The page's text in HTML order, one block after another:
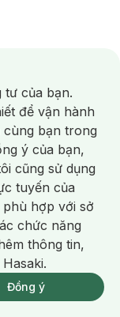
Xem chi tiết
BÁO
ONLINE
/Nước Rửa Tay/
Điện/
Súc Miệng/
/Dưỡng Vùng Kín/
Râu /Dao Cạo Râu/
/ Da Mụn/
Nhang
Máy Chăm Sóc Da
tư của bạn.
để vận hành
cùng bạn trong
ý của bạn,
cũng sử dụng
tuyến của
hợp với sở
chức năng
thông tin,
Đồng ý